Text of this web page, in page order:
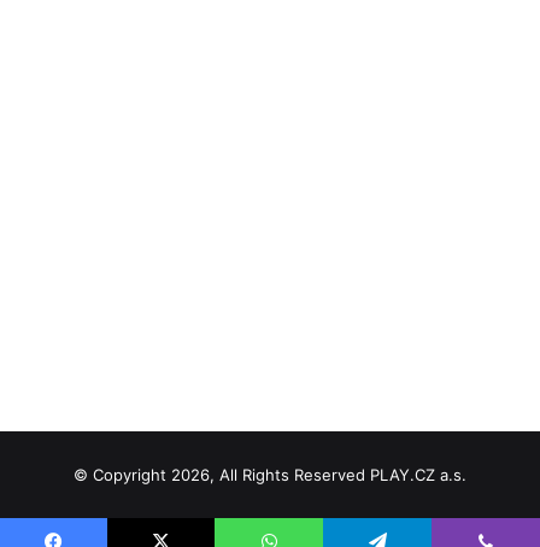
© Copyright 2026, All Rights Reserved PLAY.CZ a.s.